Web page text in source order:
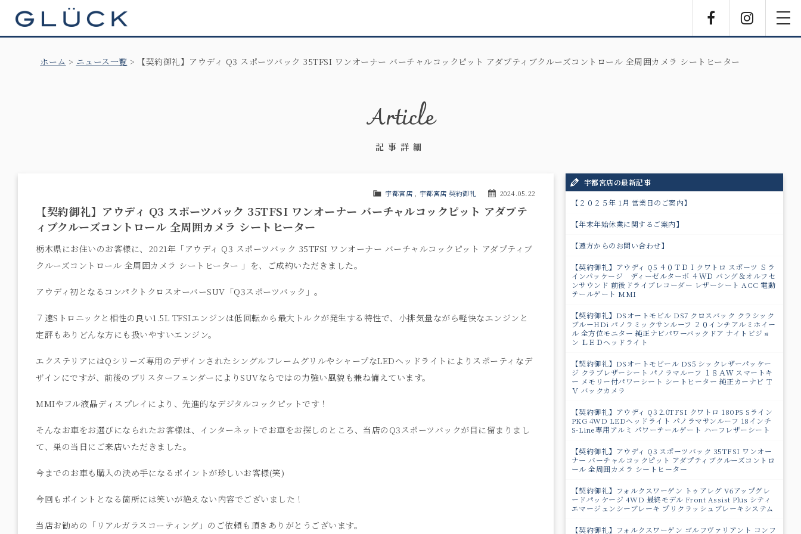
ホーム ニュース一覧 【契約御礼】アウディ Q3 スポーツバック 35TFSI ワンオーナー バーチャルコックピット アダプティブクルーズコントロール 全周囲カメラ シートヒーター
Article
記事詳細
2024.05.22
宇都宮店 宇都宮店 契約御礼
【契約御礼】アウディ Q3 スポーツバック 35TFSI ワンオーナー バーチャルコックピット アダプテ
ィブクルーズコントロール 全周囲カメラ シートヒーター
栃木県にお住いのお客様に、2021年「アウディ Q3 スポーツバック 35TFSI ワンオーナー バーチャルコックピット アダプティブ
クルーズコントロール 全周囲カメラ シートヒーター 」を、ご成約いただきました。
アウディ初となるコンパクトクロスオーバーSUV「Q3スポーツバック」。
７速Sトロニックと相性の良い1.5L TFSIエンジンは低回転から最大トルクが発生する特性で、小排気量ながら軽快なエンジンと
定評もありどんな方にも扱いやすいエンジン。
エクステリアにはQシリーズ専用のデザインされたシングルフレームグリルやシャープなLEDヘッドライトによりスポーティなデ
ザインにですが、前後のブリスターフェンダーによりSUVならではの力強い風貌も兼ね備えています。
MMIやフル液晶ディスプレイにより、先進的なデジタルコックピットです！
そんなお車をお選びになられたお客様は、インターネットでお車をお探しのところ、当店のQ3スポーツバックが目に留まりまし
て、巣の当日にご来店いただきました。
今までのお車も購入の決め手になるポイントが珍しいお客様(笑)
今回もポイントとなる箇所には笑いが絶えない内容でございました！
当店お勧めの「リアルガラスコーティング」のご依頼も頂きありがとうございます。
宇都宮店の最新記事
【２０２５年 1月 営業日のご案内】
【年末年始休業に関するご案内】
【遠方からのお問い合わせ】
【契約御礼】アウディ Q5 ４０ＴＤＩクワトロ スポーツ Ｓラ
インパッケージ ディーゼルターボ ４ＷＤ バング＆オルフセ
ンサウンド 前後ドライブレコーダー レザーシート ACC 電動
テールゲート MMI
【契約御礼】DSオートモビル DS7 クロスバック クラシック
ブルーHDi パノラミックサンルーフ ２０インチアルミホイー
ル 全方位モニター 純正ナビパワーバックドア ナイトビジョ
ン ＬＥＤヘッドライト
【契約御礼】DSオートモビール DS5 シックレザーパッケー
ジ クラブレザーシート パノラマルーフ １８ＡＷ スマートキ
ー メモリー付パワーシート シートヒーター 純正カーナビ Ｔ
Ｖ バックカメラ
【契約御礼】アウディ Q3 2.0TFSI クワトロ 180PS Sライン
PKG 4WD LEDヘッドライト パノラマサンルーフ 18インチ
S-Line専用アルミ パワーテールゲート ハーフレザーシート
【契約御礼】アウディ Q3 スポーツバック 35TFSI ワンオー
ナー バーチャルコックピット アダプティブクルーズコントロ
ール 全周囲カメラ シートヒーター
【契約御礼】フォルクスワーゲン トゥアレグ V6アップグレ
ードパッケージ 4WD 最終モデル Front Assist Plus シティ
エマージェンシーブレーキ プリクラッシュブレーキシステム
【契約御礼】フォルクスワーゲン ゴルフヴァリアント コンフ